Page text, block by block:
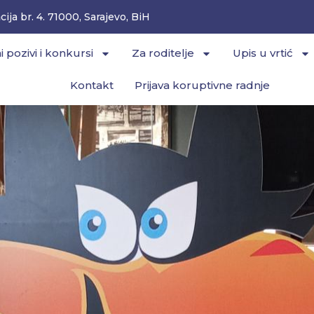
br. 4. 71000, Sarajevo, BiH
pozivi i konkursi Za roditelje Upis u vrtić
Kontakt Prijava koruptivne radnje